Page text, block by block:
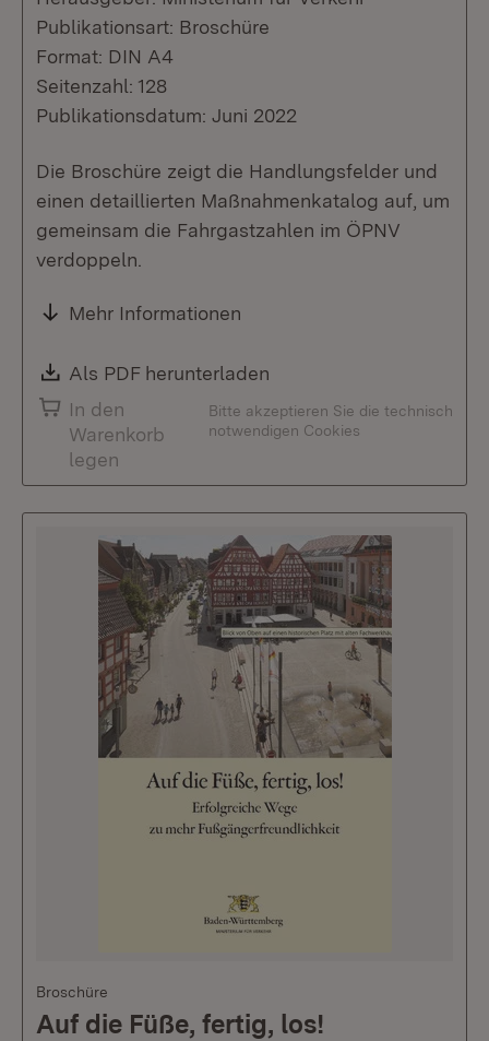
Publikationsart: Broschüre
Format: DIN A4
Seitenzahl: 128
Publikationsdatum: Juni 2022
Die Broschüre zeigt die Handlungsfelder und
einen detaillierten Maßnahmenkatalog auf, um
gemeinsam die Fahrgastzahlen im ÖPNV
verdoppeln.
Mehr Informationen
Download:
Als PDF herunterladen
In den
Warenkorb
legen
Bitte akzeptieren Sie die technisch
notwendigen Cookies
Broschüre
Auf die Füße, fertig, los!